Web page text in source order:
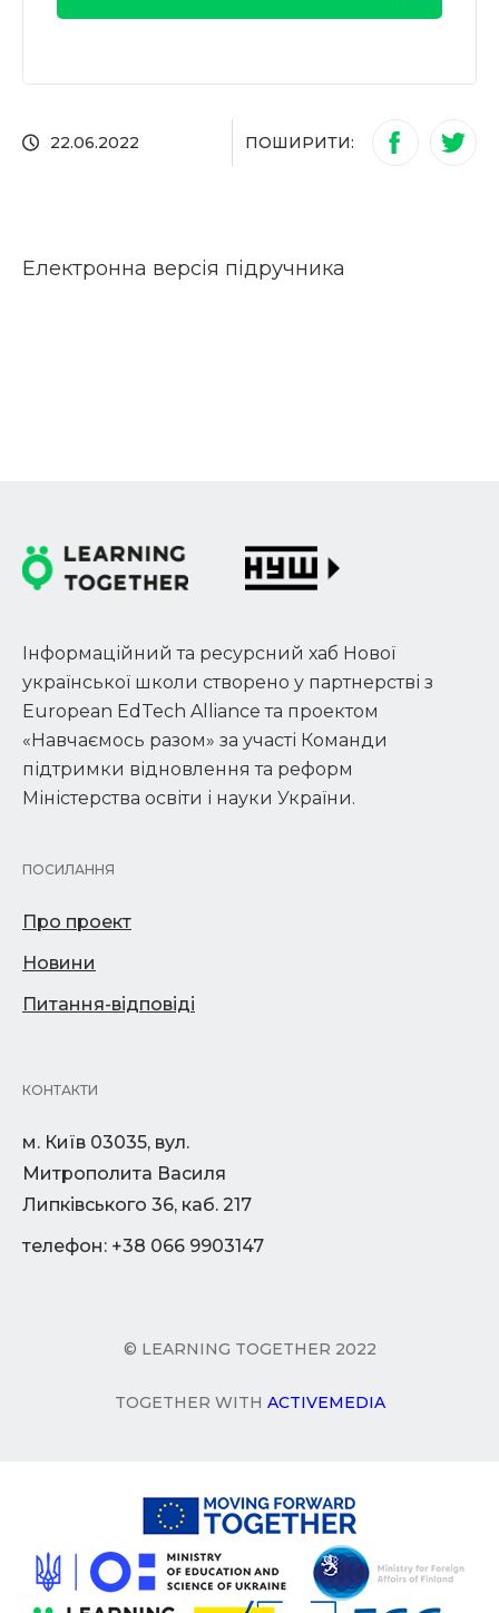
22.06.2022 ПОШИРИТИ:
Електронна версія підручника
Інформаційний та ресурсний хаб Нової
української школи створено у партнерстві з
European EdTech Alliance та проектом
«Навчаємось разом» за участі Команди
підтримки відновлення та реформ
Міністерства освіти і науки України.
ПОСИЛАННЯ
Про проект
Новини
Питання-відповіді
КОНТАКТИ
м. Київ 03035, вул.
Митрополита Василя
Липківського 36, каб. 217
телефон: +38 066 9903147
© LEARNING TOGETHER 2022
TOGETHER WITH ACTIVEMEDIA